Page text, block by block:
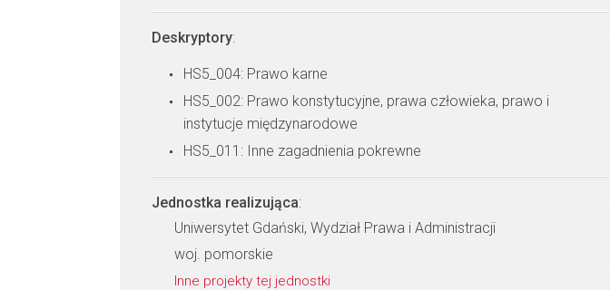
Deskryptory:
HS5_004: Prawo karne
HS5_002: Prawo konstytucyjne, prawa człowieka, prawo i
instytucje międzynarodowe
HS5_011: Inne zagadnienia pokrewne
Jednostka realizująca:
Uniwersytet Gdański, Wydział Prawa i Administracji
woj. pomorskie
Inne projekty tej jednostki